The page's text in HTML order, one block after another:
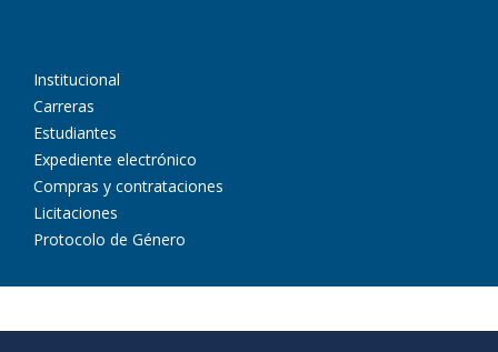
Institucional
Carreras
Estudiantes
Expediente electrónico
Compras y contrataciones
Licitaciones
Protocolo de Género